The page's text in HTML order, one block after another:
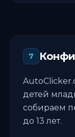
7
детей
собираем
до 13 лет.